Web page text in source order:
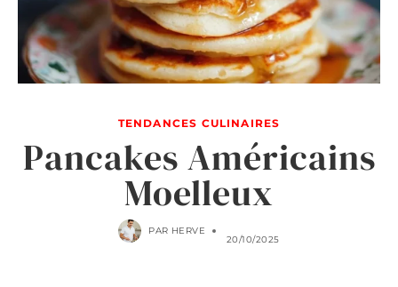
TENDANCES CULINAIRES
Pancakes Américains
Moelleux
PAR HERVE
20/10/2025